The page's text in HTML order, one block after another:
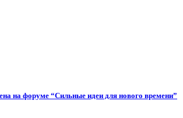
на форуме “Сильные идеи для нового времени”